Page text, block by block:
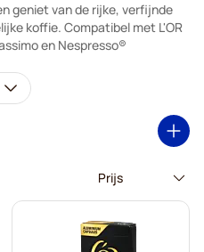
geniet van de rijke, verfijnde
koffie. Compatibel met L'OR
en Nespresso®